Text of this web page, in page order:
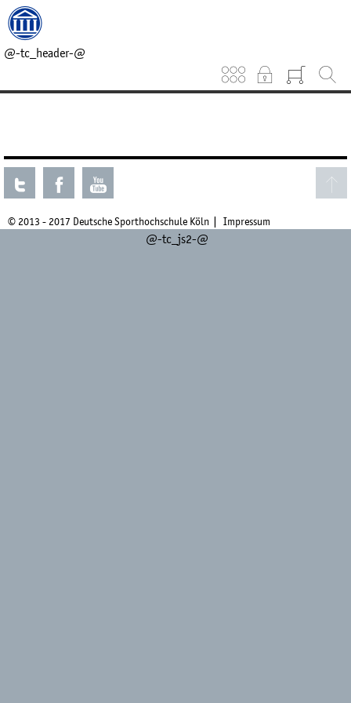
@-tc_header-@
@-tc_breadcrumb-@
Keinen aktuellen Kurs gefunden.
© 2013 - 2017 Deutsche Sporthochschule Köln Impressum
@-tc_js2-@